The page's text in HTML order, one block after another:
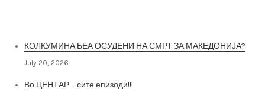
КОЛКУМИНА БЕА ОСУДЕНИ НА СМРТ ЗА МАКЕДОНИЈА?
July 20, 2026
Во ЦЕНТАР – сите епизоди!!!